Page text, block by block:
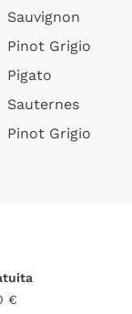
Sauvignon
Pinot Grigio
Pigato
Sauternes
Pinot Grigio
€